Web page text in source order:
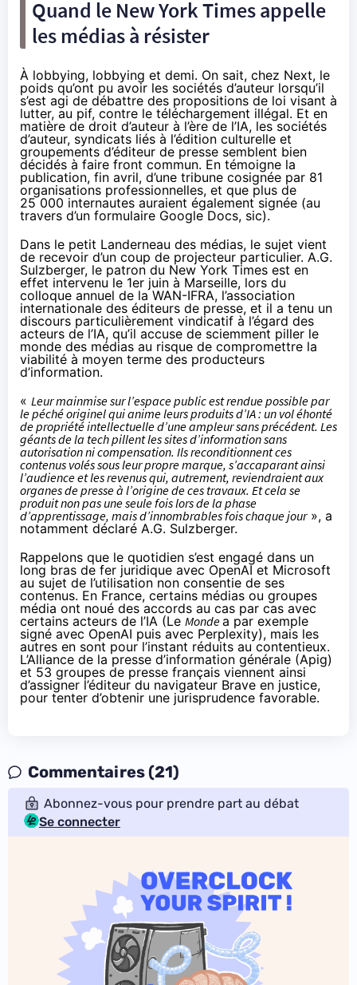
Quand le New York Times appelle
les médias à résister
À lobbying, lobbying et demi. On sait, chez Next, le
poids qu’ont pu avoir les sociétés d’auteur lorsqu’il
s’est agi de débattre des propositions de loi visant à
lutter, au pif, contre le téléchargement illégal. Et en
matière de droit d’auteur à l’ère de l’IA, les sociétés
d’auteur, syndicats liés à l’édition culturelle et
groupements d’éditeur de presse semblent bien
décidés à faire front commun. En témoigne la
publication, fin avril, d’une tribune cosignée par 81
organisations professionnelles, et que plus de
25 000 internautes auraient également signée (au
travers d’un formulaire Google Docs, sic).
Dans le petit Landerneau des médias, le sujet vient
de recevoir d’un coup de projecteur particulier. A.G.
Sulzberger, le patron du New York Times est en
effet intervenu le 1er juin à Marseille, lors du
colloque annuel de la WAN-IFRA, l’association
internationale des éditeurs de presse, et il a tenu un
discours particulièrement vindicatif à l’égard des
acteurs de l’IA, qu’il accuse de sciemment piller le
monde des médias au risque de compromettre la
viabilité à moyen terme des producteurs
d’information.
« Leur mainmise sur l’espace public est rendue possible par
le péché originel qui anime leurs produits d’IA : un vol éhonté
de propriété intellectuelle d’une ampleur sans précédent. Les
géants de la tech pillent les sites d’information sans
autorisation ni compensation. Ils reconditionnent ces
contenus volés sous leur propre marque, s’accaparant ainsi
l’audience et les revenus qui, autrement, reviendraient aux
organes de presse à l’origine de ces travaux. Et cela se
produit non pas une seule fois lors de la phase
d’apprentissage, mais d’innombrables fois chaque jour», a
notamment déclaré A.G. Sulzberger.
Rappelons que le quotidien s’est engagé dans un
long bras de fer juridique avec OpenAI et Microsoft
au sujet de l’utilisation non consentie de ses
contenus. En France, certains médias ou groupes
média ont noué des accords au cas par cas avec
certains acteurs de l’IA (Le Mondea par exemple
signé avec OpenAI puis avec Perplexity), mais les
autres en sont pour l’instant réduits au contentieux.
L’Alliance de la presse d’information générale (Apig)
et 53 groupes de presse français viennent ainsi
d’assigner l’éditeur du navigateur Brave en justice,
pour tenter d’obtenir une jurisprudence favorable.
Commentaires (21)
Abonnez-vous pour prendre part au débat
Se connecter